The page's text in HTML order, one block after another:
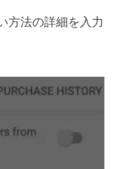
方法の詳細を入力